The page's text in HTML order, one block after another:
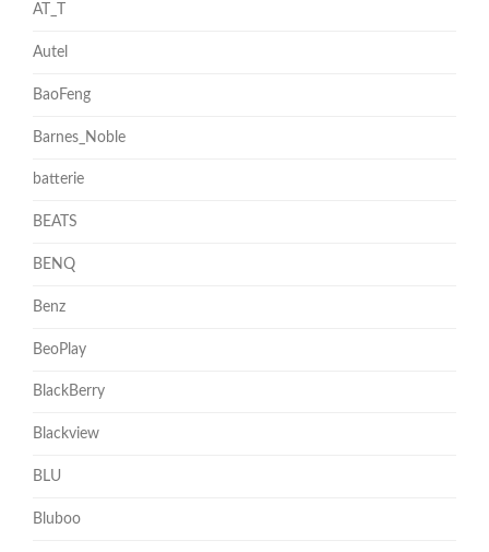
AT_T
Autel
BaoFeng
Barnes_Noble
batterie
BEATS
BENQ
Benz
BeoPlay
BlackBerry
Blackview
BLU
Bluboo